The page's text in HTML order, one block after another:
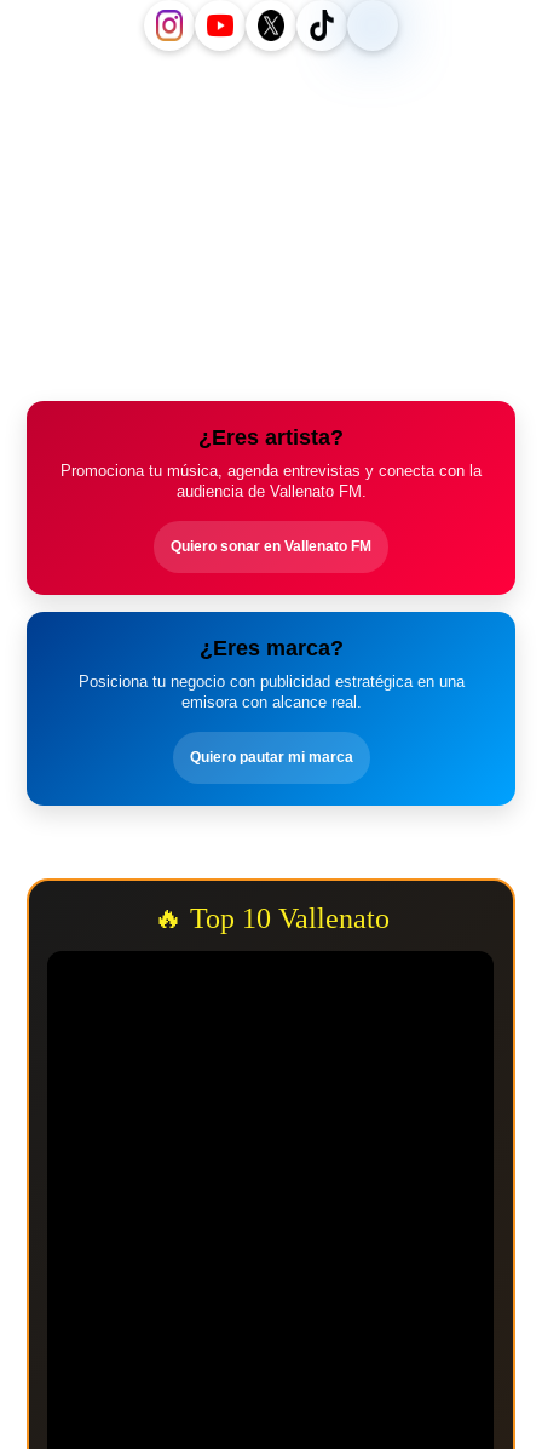
¿Eres artista?
Promociona tu música, agenda entrevistas y conecta con la
audiencia de Vallenato FM.
Quiero sonar en Vallenato FM
¿Eres marca?
Posiciona tu negocio con publicidad estratégica en una
emisora con alcance real.
Quiero pautar mi marca
🔥 Top 10 Vallenato